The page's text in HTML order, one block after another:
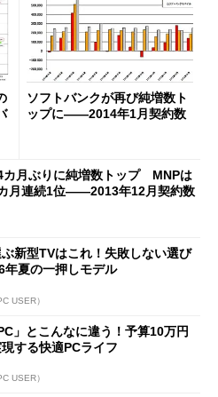
ソフトバンクが再び純増数ト
ップに――2014年1月契約数
カ月ぶりに純増数トップ MNPは
月連続1位――2013年12月契約数
新型TVはこれ！失敗しない選び
年夏の一押しモデル
USER）
」とこんなに違う！予算10万円
する快適PCライフ
USER）